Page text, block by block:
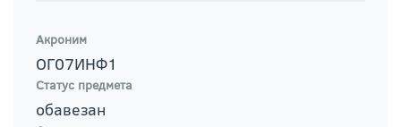
Акроним
ОГ07ИНФ1
Статус предмета
обавезан